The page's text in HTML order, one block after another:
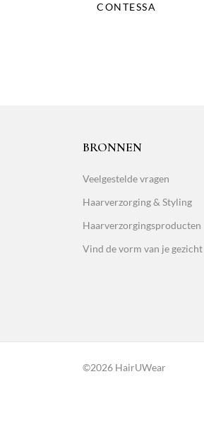
CONTESSA
BRONNEN
Veelgestelde vragen
Haarverzorging & Styling
Haarverzorgingsproducten
Vind de vorm van je gezicht
©2026 HairUWear